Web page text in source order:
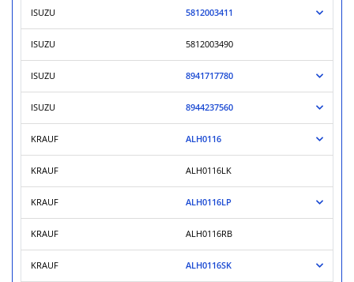
ISUZU 5812003411
ISUZU 5812003490
ISUZU 8941717780
ISUZU 8944237560
KRAUF ALH0116
KRAUF ALH0116LK
KRAUF ALH0116LP
KRAUF ALH0116RB
KRAUF ALH0116SK